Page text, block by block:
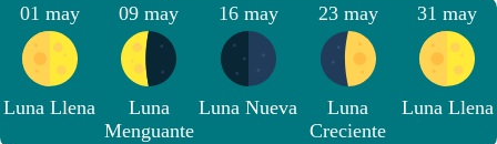
01 may
Luna Llena
09 may
Luna
Menguante
16 may
Luna Nueva
23 may
Luna
Creciente
31 may
Luna Llena